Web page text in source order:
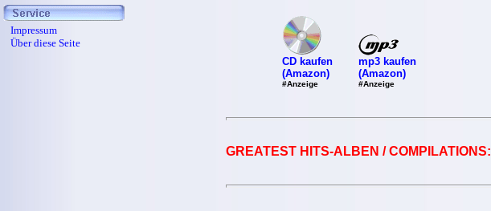
CD kaufen
(Amazon)
#Anzeige
mp3 kaufen
(Amazon)
#Anzeige
GREATEST HITS-ALBEN / COMPILATIONS:
Impressum
Über diese Seite